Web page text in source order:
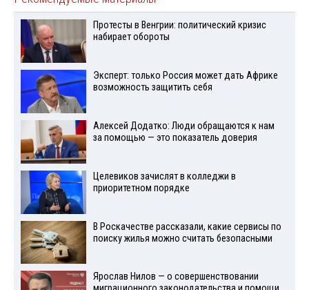
Протесты в Венгрии: политический кризис
набирает обороты
Эксперт: только Россия может дать Африке
возможность защитить себя
Алексей Додатко: Люди обращаются к нам
за помощью — это показатель доверия
Целевиков зачислят в колледжи в
приоритетном порядке
В Роскачестве рассказали, какие сервисы по
поиску жилья можно считать безопасными
Ярослав Нилов — о совершенствовании